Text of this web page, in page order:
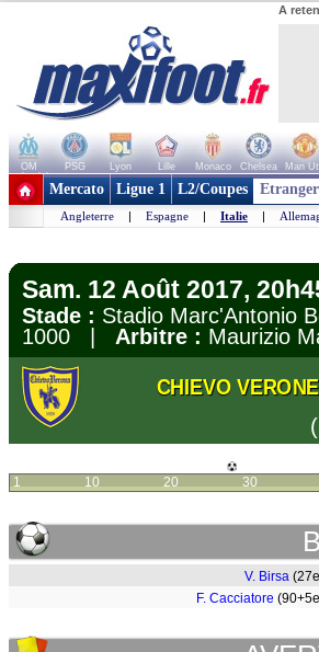
A
OM PSG Lyon Lille Monaco Chelsea Man
+ de clubs
Mercato Ligue 1 L2/Coupes Etranger
Angleterre | Espagne | Italie |
Sam. 12 Août 2017,
Stade : Stadio
1000 | Arbitre : Maurizio
CHIEVO VERONE
1 10 20 30
V. Birsa
F. Cacciatore